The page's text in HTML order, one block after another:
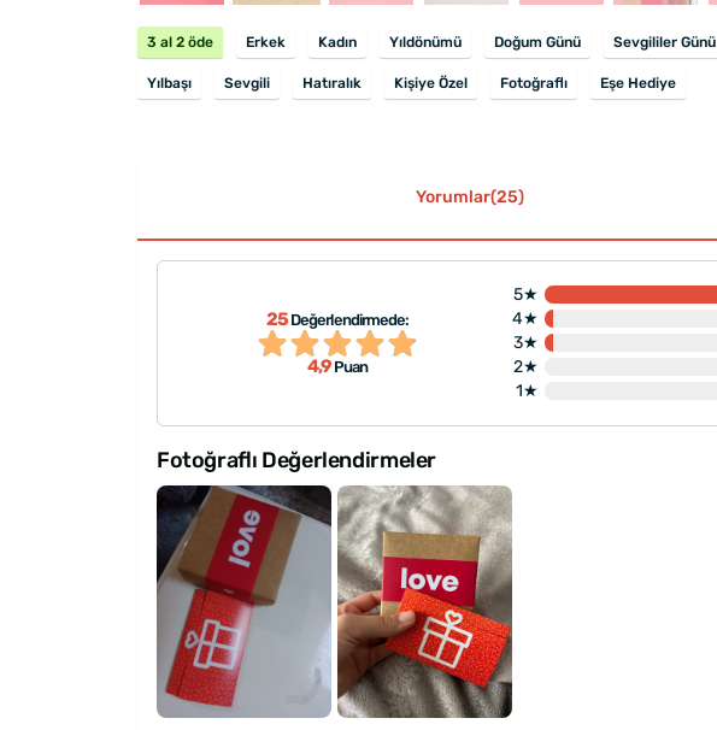
3 al 2 öde Erkek Kadın Yıldönümü Doğum Günü Sevgililer Günü
Yılbaşı Sevgili Hatıralık Kişiye Özel Fotoğraflı Eşe Hediye
Yorumlar(25)
25Değerlendirmede:
4,9Puan
5★
4★
3★
2★
1★
"aşırı iyi aşık oldum mükemmel tek kelimeyle
♡♡♡♡♡♡♡"
Fotoğraflı Değerlendirmeler